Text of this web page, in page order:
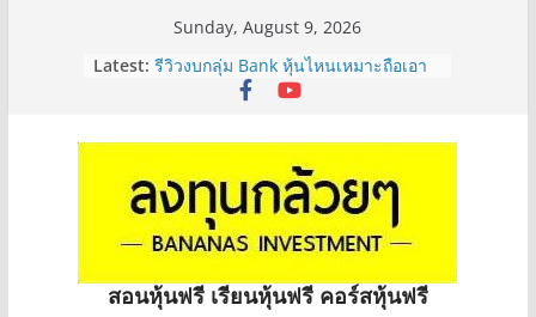
Sunday, August 9, 2026
Latest: รีวิวงบกลุ่ม Bank หุ้นไหนเหมาะถือเอา
“ปันผล” | EP.175
ครับ? | Q&A กล้วยๆ EP.1167
Hot Topic! อัปเดทงบ สื่อสาร, ค้าปลีก
ตัวไหนเหมาะถือเอาปันผล? | Hot Topic
EP.41
หุ้นซอสภูเขาทอง Sauce เหมาะถือเป็น
หุ้นปันผลไหม? | Q&A กล้วยๆ EP.1166
OSP vs CBG vs ICHI ควร DCA ตัวไหน
ดี? | Q&A กล้วยๆ EP.1165
สอนหุ้นฟรี เรียนหุ้นฟรี คอร์สหุ้นฟรี